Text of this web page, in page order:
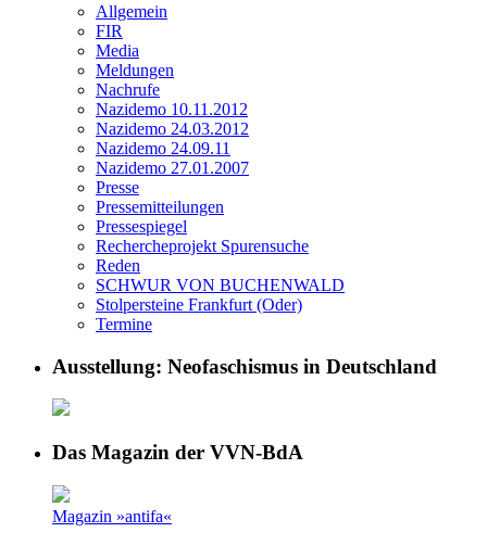
Allgemein
FIR
Media
Meldungen
Nachrufe
Nazidemo 10.11.2012
Nazidemo 24.03.2012
Nazidemo 24.09.11
Nazidemo 27.01.2007
Presse
Pressemitteilungen
Pressespiegel
Rechercheprojekt Spurensuche
Reden
SCHWUR VON BUCHENWALD
Stolpersteine Frankfurt (Oder)
Termine
Ausstellung: Neofaschismus in Deutschland
Das Magazin der VVN-BdA
Magazin »antifa«